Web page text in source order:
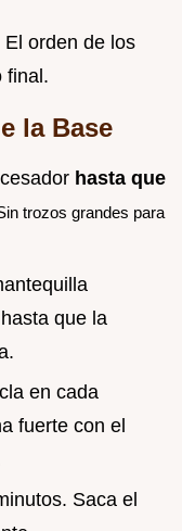
orden de los
final.
la Base
hasta que
trozos grandes para
que la
en cada
fuerte con el
Saca el